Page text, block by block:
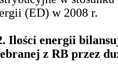
(ED) w 2008 r.
Ilości energii
z RB przez